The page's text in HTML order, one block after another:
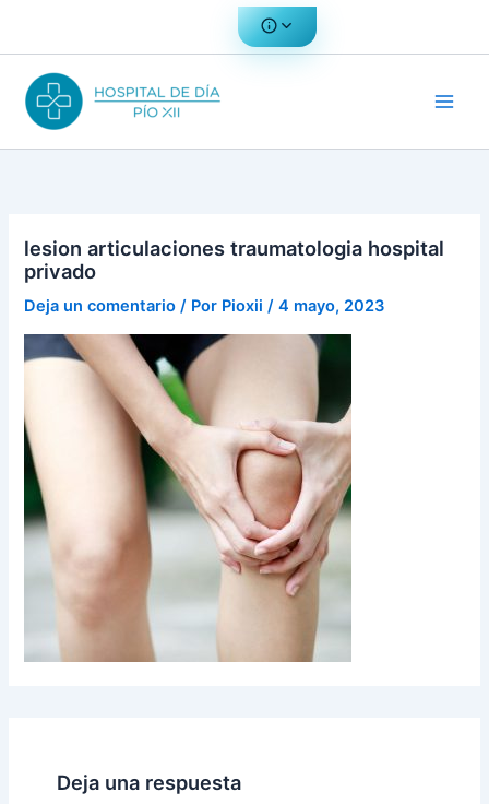
lesion articulaciones traumatologia hospital
privado
Deja un comentario / Por Pioxii/4 mayo, 2023
Deja una respuesta